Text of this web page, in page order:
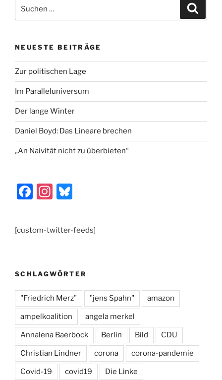
Zur politischen Lage
Der lange Winter
Daniel Boyd: Das Lineare brechen
„An Naivität nicht zu überbieten“
F
a
c
e
b
o
In
st
a
gr
a
Bl
u
e
Annalena Baerbock
Christian Lindner corona corona-pandemie
Covid-19 covid19 Die Linke
Donald Trump ebay Emmanuel Macron
FDP fotos Frankfurter Rundschau
Frankreich hamburg handel